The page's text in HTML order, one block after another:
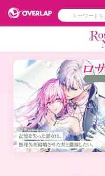
コミック
コミックガルド
コミッククリエ
LiQulle
ラブパルフェ
その他
コミックエッセイ
ポケットモンスター
アニメ
ゲーム
企業
会社概要
採用情報
アクセス
オーバーラップホール